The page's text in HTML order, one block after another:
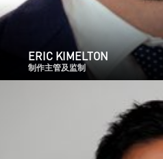
ERIC KIMELTON
制作主管及监制